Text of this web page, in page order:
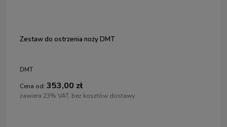
Zestaw do ostrzenia noży DMT
DMT
Cena od: 353,00 zł
zawiera 23% VAT, bez kosztów dostawy